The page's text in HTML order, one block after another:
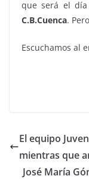
que será el
C.B.Cuenca.
Escuchamos al
El equipo
mientras que
José María